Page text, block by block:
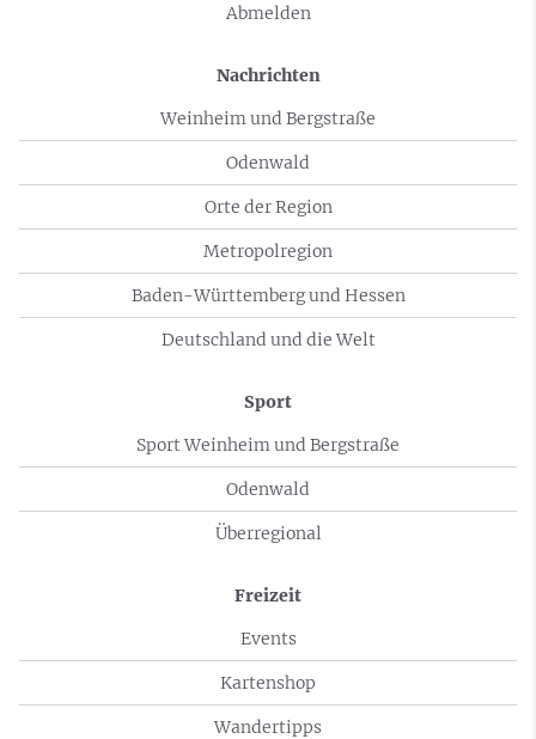
Abmelden
Nachrichten
Weinheim und Bergstraße
Odenwald
Orte der Region
Metropolregion
Baden-Württemberg und Hessen
Deutschland und die Welt
Sport
Sport Weinheim und Bergstraße
Odenwald
Überregional
Freizeit
Events
Kartenshop
Wandertipps